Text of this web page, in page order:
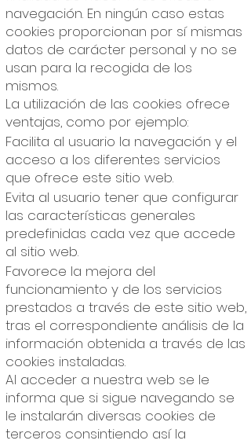
navegación. En ningún caso estas
cookies proporcionan por sí mismas
datos de carácter personal y no se
usan para la recogida de los
mismos.
La utilización de las cookies ofrece
ventajas, como por ejemplo:
Facilita al usuario la navegación y el
acceso a los diferentes servicios
que ofrece este sitio web.
Evita al usuario tener que configurar
las características generales
predefinidas cada vez que accede
al sitio web.
Favorece la mejora del
funcionamiento y de los servicios
prestados a través de este sitio web,
tras el correspondiente análisis de la
información obtenida a través de las
cookies instaladas.
Al acceder a nuestra web se le
informa que si sigue navegando se
le instalarán diversas cookies de
terceros consintiendo así la